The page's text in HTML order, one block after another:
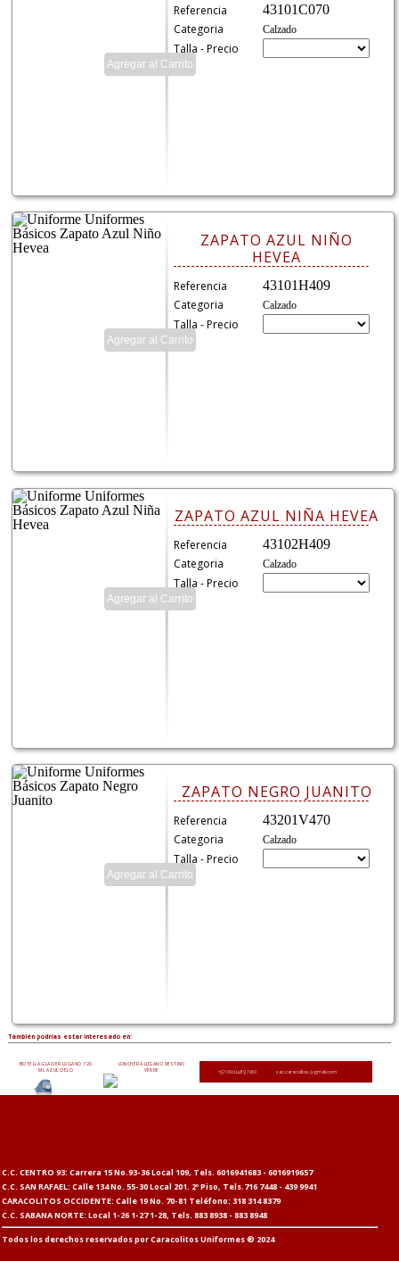
Referencia
43101C070
Categoria
Calzado
Talla - Precio
ZAPATO AZUL NIÑO
HEVEA
Referencia
43101H409
Categoria
Calzado
Talla - Precio
ZAPATO AZUL NIÑA HEVEA
Referencia
43102H409
Categoria
Calzado
Talla - Precio
ZAPATO NEGRO JUANITO
Referencia
43201V470
Categoria
Calzado
Talla - Precio
También podrías estar interesado en:
BOTELLA GLACIER LUGANO 720
ML AZUL CIELO
LONCHERA LUGANO DESTINO
VERDE
+57 (601)489 7160 sac.caracolitos@gmail.com
C.C. CENTRO 93: Carrera 15 No.93-36 Local 109, Tels. 6016941683 - 6016919657
C.C. SAN RAFAEL: Calle 134 No. 55-30 Local 201. 2º Piso, Tels.716 7448 - 439 9941
CARACOLITOS OCCIDENTE: Calle 19 No. 70-81 Teléfono: 318 314 8379
C.C. SABANA NORTE: Local 1-26 1-27 1-28, Tels. 883 8938 - 883 8948
Todos los derechos reservados por Caracolitos Uniformes ® 2024